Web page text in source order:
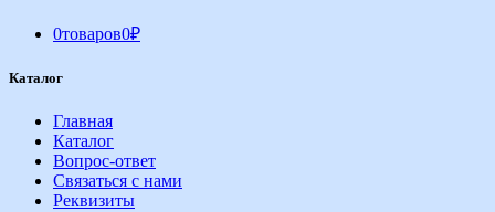
0товаров0₽
Каталог
Главная
Каталог
Вопрос-ответ
Связаться с нами
Реквизиты